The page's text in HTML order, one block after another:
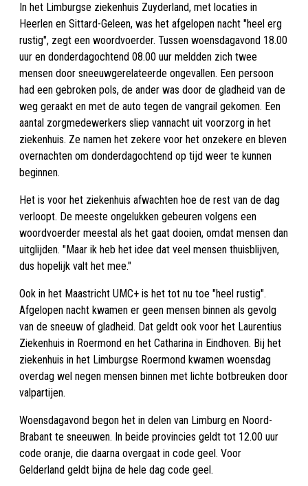
In het Limburgse ziekenhuis Zuyderland, met locaties in
Heerlen en Sittard-Geleen, was het afgelopen nacht "heel erg
rustig", zegt een woordvoerder. Tussen woensdagavond 18.00
uur en donderdagochtend 08.00 uur meldden zich twee
mensen door sneeuwgerelateerde ongevallen. Een persoon
had een gebroken pols, de ander was door de gladheid van de
weg geraakt en met de auto tegen de vangrail gekomen. Een
aantal zorgmedewerkers sliep vannacht uit voorzorg in het
ziekenhuis. Ze namen het zekere voor het onzekere en bleven
overnachten om donderdagochtend op tijd weer te kunnen
beginnen.
Het is voor het ziekenhuis afwachten hoe de rest van de dag
verloopt. De meeste ongelukken gebeuren volgens een
woordvoerder meestal als het gaat dooien, omdat mensen dan
uitglijden. "Maar ik heb het idee dat veel mensen thuisblijven,
dus hopelijk valt het mee."
Ook in het Maastricht UMC+ is het tot nu toe "heel rustig".
Afgelopen nacht kwamen er geen mensen binnen als gevolg
van de sneeuw of gladheid. Dat geldt ook voor het Laurentius
Ziekenhuis in Roermond en het Catharina in Eindhoven. Bij het
ziekenhuis in het Limburgse Roermond kwamen woensdag
overdag wel negen mensen binnen met lichte botbreuken door
valpartijen.
Woensdagavond begon het in delen van Limburg en Noord-
Brabant te sneeuwen. In beide provincies geldt tot 12.00 uur
code oranje, die daarna overgaat in code geel. Voor
Gelderland geldt bijna de hele dag code geel.